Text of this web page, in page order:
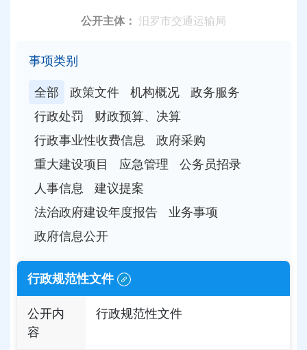
公开主体： 汨罗市交通运输局
事项类别
全部 政策文件 机构概况
政务服务
行政处罚
财政预算、决算
行政事业性收费信息
政府采购
重大建设项目
应急管理
公务员招录
人事信息
建议提案
法治政府建设年度报告
业务事项
政府信息公开
行政规范性文件
公开内
容
行政规范性文件